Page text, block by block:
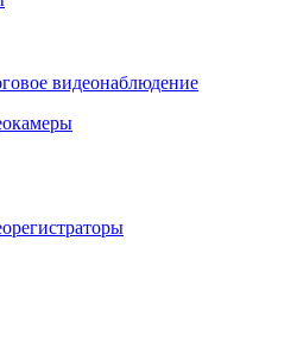
видеонаблюдение